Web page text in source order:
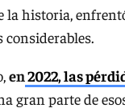
la historia,
considerables.
en2022, las
gran parte de